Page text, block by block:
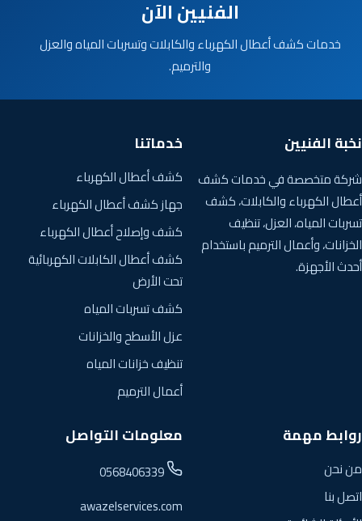
الفنيين الآن
خدمات كشف أعطال الكهرباء والكابلات وتسربات المياه والعزل
والترميم.
نخبة الفنيين
شركة متخصصة في خدمات كشف
أعطال الكهرباء والكابلات، كشف
تسربات المياه، العزل، تنظيف
الخزانات، وأعمال الترميم باستخدام
أحدث الأجهزة.
خدماتنا
كشف أعطال الكهرباء
جهاز كشف أعطال الكهرباء
كشف وإصلاح أعطال الكهرباء
كشف أعطال الكابلات الكهربائية
تحت الأرض
كشف تسربات المياه
عزل الأسطح والخزانات
تنظيف خزانات المياه
أعمال الترميم
روابط مهمة
من نحن
اتصل بنا
معلومات التواصل
awazelservices.com